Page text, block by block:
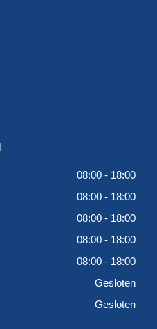
08:00 - 18:00
08:00 - 18:00
08:00 - 18:00
08:00 - 18:00
08:00 - 18:00
Gesloten
Gesloten